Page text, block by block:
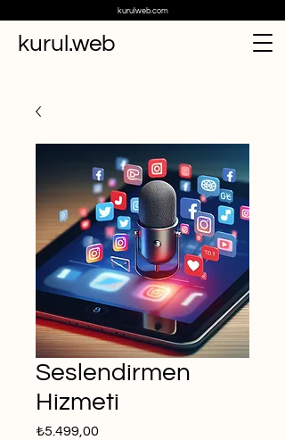
kurulweb.com
kurul.web
Seslendirmen
Hizmeti
₺5.499,00